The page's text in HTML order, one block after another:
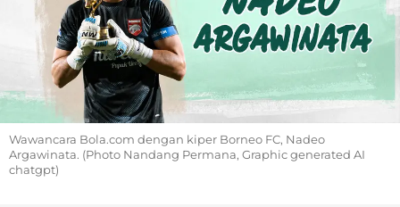
Wawancara Bola.com dengan kiper Borneo FC, Nadeo
Argawinata. (Photo Nandang Permana, Graphic generated AI
chatgpt)